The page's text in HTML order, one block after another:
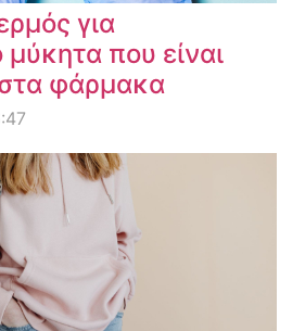
για
που είναι
φάρμακα